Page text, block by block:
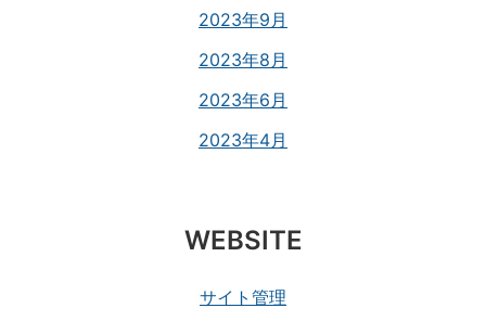
2023年9月
2023年8月
2023年6月
2023年4月
WEBSITE
サイト管理